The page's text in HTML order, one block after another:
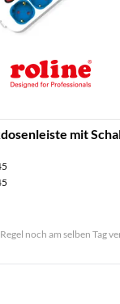
mit
noch am selben Tag